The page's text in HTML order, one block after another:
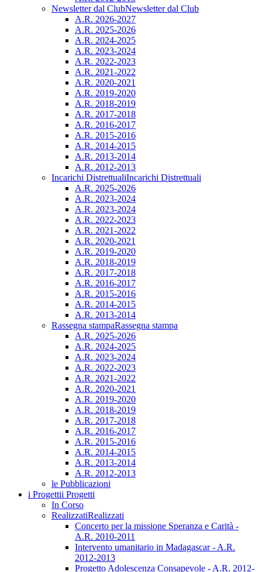
Newsletter dal ClubNewsletter dal Club
A.R. 2026-2027
A.R. 2025-2026
A.R. 2024-2025
A.R. 2023-2024
A.R. 2022-2023
A.R. 2021-2022
A.R. 2020-2021
A.R. 2019-2020
A.R. 2018-2019
A.R. 2017-2018
A.R. 2016-2017
A.R. 2015-2016
A.R. 2014-2015
A.R. 2013-2014
A.R. 2012-2013
Incarichi DistrettualiIncarichi Distrettuali
A.R. 2025-2026
A.R. 2023-2024
A.R. 2023-2024
A.R. 2022-2023
A.R. 2021-2022
A.R. 2020-2021
A.R. 2019-2020
A.R. 2018-2019
A.R. 2017-2018
A.R. 2016-2017
A.R. 2015-2016
A.R. 2014-2015
A.R. 2013-2014
Rassegna stampaRassegna stampa
A.R. 2025-2026
A.R. 2024-2025
A.R. 2023-2024
A.R. 2022-2023
A.R. 2021-2022
A.R. 2020-2021
A.R. 2019-2020
A.R. 2018-2019
A.R. 2017-2018
A.R. 2016-2017
A.R. 2015-2016
A.R. 2014-2015
A.R. 2013-2014
A.R. 2012-2013
le Pubblicazioni
i Progettii Progetti
In Corso
RealizzatiRealizzati
Concerto per la missione Speranza e Carità -
A.R. 2010-2011
Intervento umanitario in Madagascar - A.R.
2012-2013
Progetto Adolescenza Consapevole - A.R. 2012-